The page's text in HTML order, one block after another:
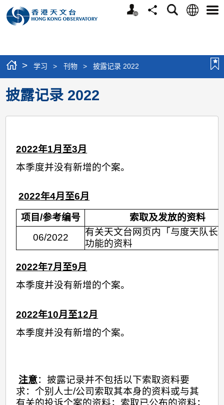
个
分
搜
语
选
> 学习 > 刊物 > 披露记录 2022
披露记录 2022
2022年1月至3月
本季度并没有新增的个案。
2022年4月至6月
项目/参考编号
索取及发放的资料
06/2022
有关天文台网页内「与度天队长
功能的资料
2022年7月至9月
本季度并没有新增的个案。
2022年10月至12月
本季度并没有新增的个案。
注意：披露记录并不包括以下索取资料要
求：个别人士/公司索取其本身的资料或与其
有关的投诉个案的资料；索取已公布的资料；